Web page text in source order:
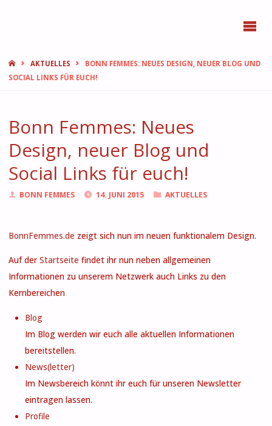
STARTAKTUELLES
BONN FEMMES: NEUES DESIGN, NEUER BLOG UND
SOCIAL LINKS FÜR EUCH!
Bonn Femmes: Neues
Design, neuer Blog und
Social Links für euch!
BONN FEMMES 14. JUNI 2015 AKTUELLES
BonnFemmes.de zeigt sich nun im neuen funktionalem Design.
Auf der Startseite findet ihr nun neben allgemeinen
Informationen zu unserem Netzwerk auch Links zu den
Kernbereichen
Blog
Im Blog werden wir euch alle aktuellen Informationen
bereitstellen.
News(letter)
Im Newsbereich könnt ihr euch für unseren Newsletter
eintragen lassen.
Profile